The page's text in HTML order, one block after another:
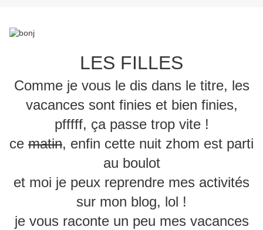
LES FILLES
Comme je vous le dis dans le titre, les
vacances sont finies et bien finies,
pfffff, ça passe trop vite !
ce matin, enfin cette nuit zhom est parti
au boulot
et moi je peux reprendre mes activités
sur mon blog, lol !
je vous raconte un peu mes vacances